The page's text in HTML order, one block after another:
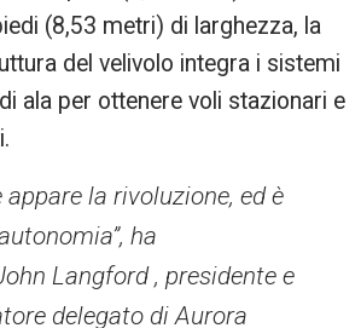
(8,53 metri) di larghezza, la
del velivolo integra i sistemi
ala per ottenere voli stazionari e
appare la rivoluzione, ed è
ha
Langford, presidente e
delegato di Aurora